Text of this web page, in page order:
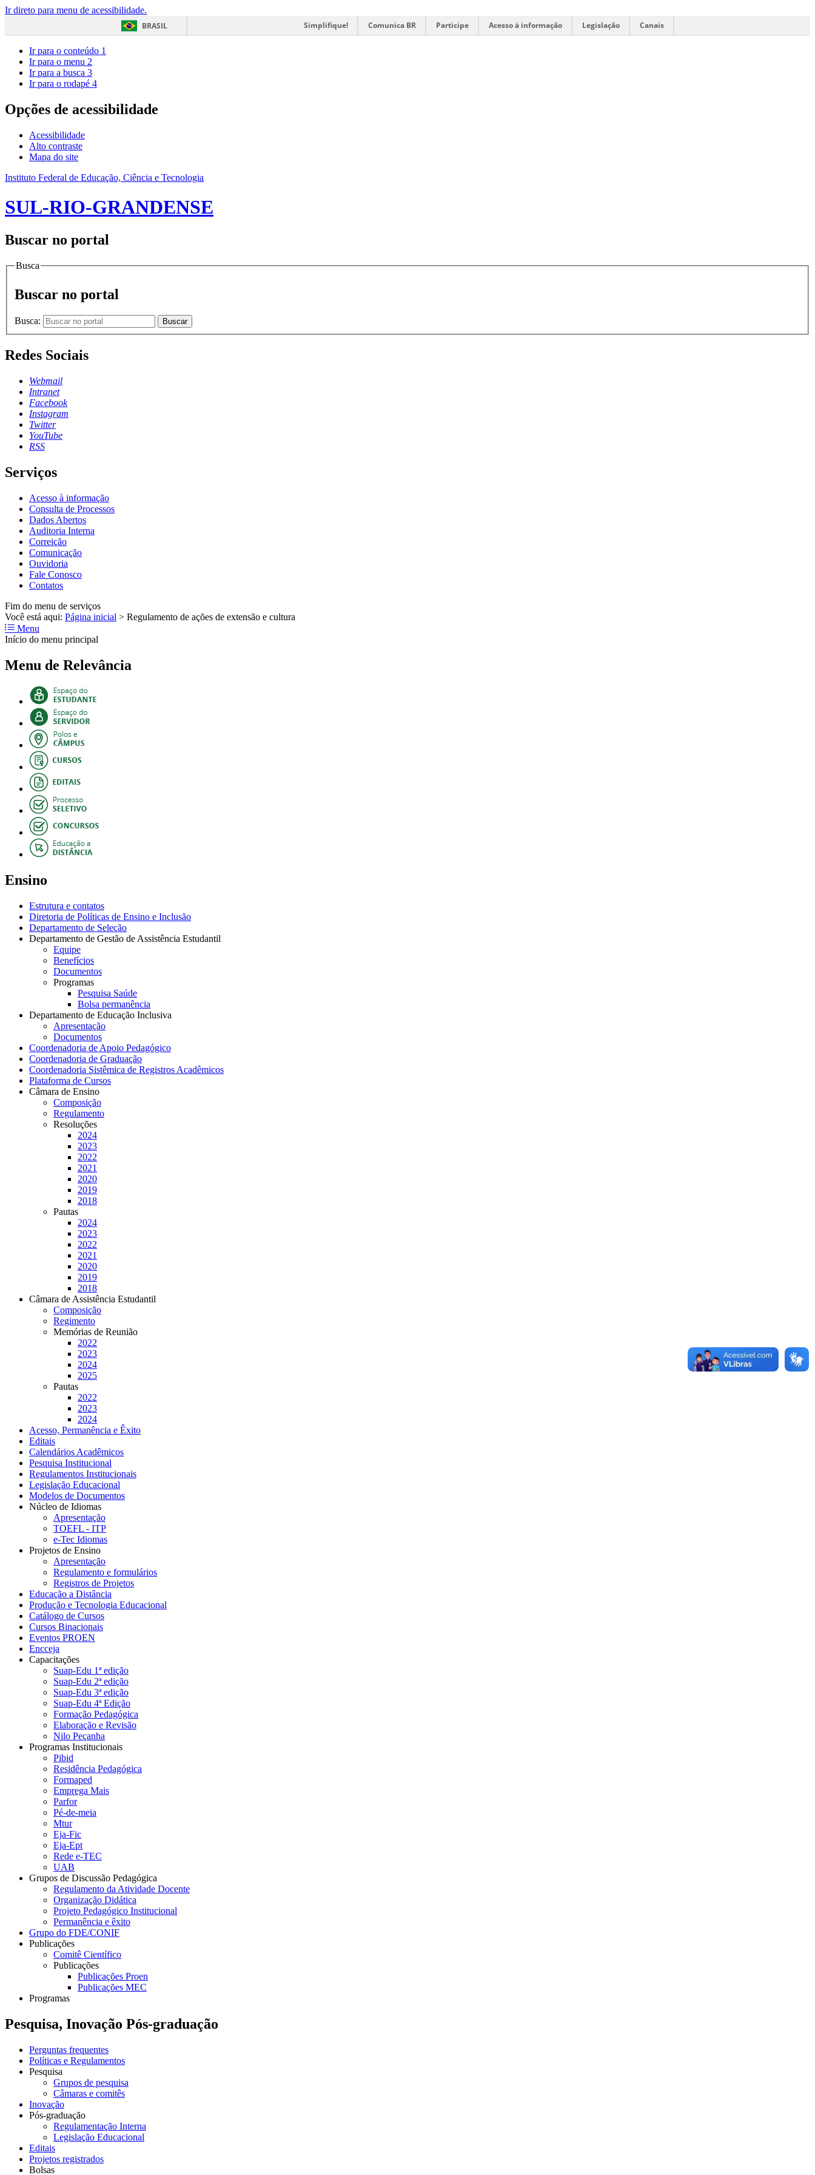
Ir direto para menu de acessibilidade.
BRASIL
Simplifique! Comunica BR Participe Acesso à informação Legislação Canais
Ir para o conteúdo 1
Ir para o menu 2
Ir para a busca 3
Ir para o rodapé 4
Opções de acessibilidade
Acessibilidade
Alto contraste
Mapa do site
Instituto Federal de Educação, Ciência e Tecnologia
SUL-RIO-GRANDENSE
Buscar no portal
Busca
Buscar no portal
Busca: Buscar
Redes Sociais
Webmail
Intranet
Facebook
Instagram
Twitter
YouTube
RSS
Serviços
Acesso à informação
Consulta de Processos
Dados Abertos
Auditoria Interna
Correição
Comunicação
Ouvidoria
Fale Conosco
Contatos
Fim do menu de serviços
Você está aqui: Página inicial > Regulamento de ações de extensão e cultura
Menu
Início do menu principal
Menu de Relevância
Ensino
Estrutura e contatos
Diretoria de Políticas de Ensino e Inclusão
Departamento de Seleção
Departamento de Gestão de Assistência Estudantil
Equipe
Benefícios
Documentos
Programas
Pesquisa Saúde
Bolsa permanência
Departamento de Educação Inclusiva
Apresentação
Documentos
Coordenadoria de Apoio Pedagógico
Coordenadoria de Graduação
Coordenadoria Sistêmica de Registros Acadêmicos
Plataforma de Cursos
Câmara de Ensino
Composição
Regulamento
Resoluções
2024
2023
2022
2021
2020
2019
2018
Pautas
2024
2023
2022
2021
2020
2019
2018
Câmara de Assistência Estudantil
Composição
Regimento
Memórias de Reunião
2022
2023
2024
2025
Pautas
2022
2023
2024
Acesso, Permanência e Êxito
Editais
Calendários Acadêmicos
Pesquisa Institucional
Regulamentos Institucionais
Legislação Educacional
Modelos de Documentos
Núcleo de Idiomas
Apresentação
TOEFL - ITP
e-Tec Idiomas
Projetos de Ensino
Apresentação
Regulamento e formulários
Registros de Projetos
Educação a Distância
Produção e Tecnologia Educacional
Catálogo de Cursos
Cursos Binacionais
Eventos PROEN
Encceja
Capacitações
Suap-Edu 1ª edição
Suap-Edu 2ª edição
Suap-Edu 3ª edição
Suap-Edu 4ª Edição
Formação Pedagógica
Elaboração e Revisão
Nilo Peçanha
Programas Institucionais
Pibid
Residência Pedagógica
Formaped
Emprega Mais
Parfor
Pé-de-meia
Mtur
Eja-Fic
Eja-Ept
Rede e-TEC
UAB
Grupos de Discussão Pedagógica
Regulamento da Atividade Docente
Organização Didática
Projeto Pedagógico Institucional
Permanência e êxito
Grupo do FDE/CONIF
Publicações
Comitê Científico
Publicações
Publicações Proen
Publicações MEC
Programas
Pesquisa, Inovação Pós-graduação
Perguntas frequentes
Políticas e Regulamentos
Pesquisa
Grupos de pesquisa
Câmaras e comitês
Inovação
Pós-graduação
Regulamentação Interna
Legislação Educacional
Editais
Projetos registrados
Bolsas